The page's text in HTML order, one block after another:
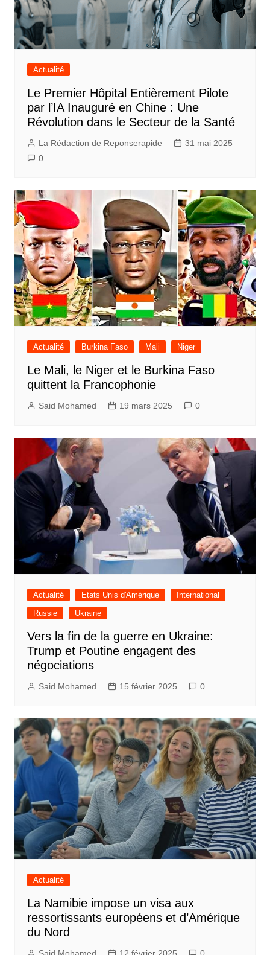
Actualité
Le Premier Hôpital Entièrement Pilote
par l’IA Inauguré en Chine : Une
Révolution dans le Secteur de la Santé
La Rédaction de Reponserapide
31 mai 2025
0
Actualité Burkina Faso Mali Niger
Le Mali, le Niger et le Burkina Faso
quittent la Francophonie
Said Mohamed 19 mars 2025 0
Actualité Etats Unis d'Amérique
International
Russie
Ukraine
Vers la fin de la guerre en Ukraine:
Trump et Poutine engagent des
négociations
Said Mohamed 15 février 2025 0
Actualité
La Namibie impose un visa aux
ressortissants européens et d’Amérique
du Nord
Said Mohamed 12 février 2025 0